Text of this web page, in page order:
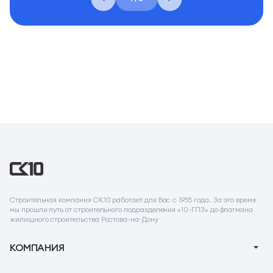
Строительная компания СК10 работает для Вас с 1955 года. За это время
мы прошли путь от строительного подразделения «10-ГПЗ» до флагмана
жилищного строительства Ростова-на-Дону
КОМПАНИЯ